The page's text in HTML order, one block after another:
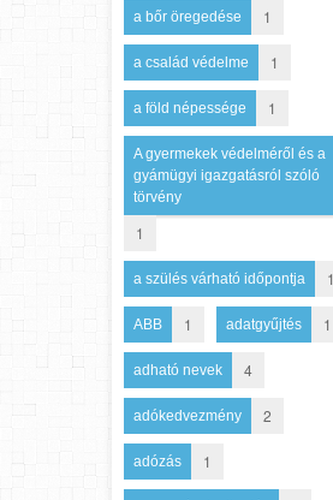
a bőr öregedése 1
a család védelme 1
a föld népessége 1
A gyermekek védelméről és a
gyámügyi igazgatásról szóló
törvény
1
a szülés várható időpontja 1
ABB 1 adatgyűjtés 1
adható nevek 4
adókedvezmény 2
adózás 1